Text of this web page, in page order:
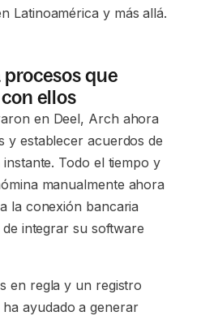
Latinoamérica y más allá.
que
ellos
en Deel, Arch ahora
y establecer acuerdos de
Todo el tiempo y
manualmente ahora
la conexión bancaria
integrar su software
en regla y un registro
ayudado a generar